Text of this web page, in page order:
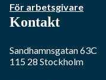
För arbetsgivare
Kontakt
Sandhamnsgatan 63C
115 28 Stockholm